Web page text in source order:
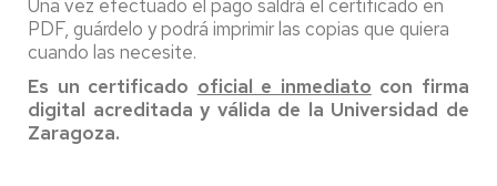
Una vez efectuado el pago saldrá el certificado en
PDF, guárdelo y podrá imprimir las copias que quiera
cuando las necesite.
Es un certificado oficial e inmediato con firma
digital acreditada y válida de la Universidad de
Zaragoza.